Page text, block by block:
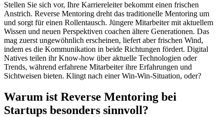
Stellen Sie sich vor, Ihre Karriereleiter bekommt einen frischen
Anstrich. Reverse Mentoring dreht das traditionelle Mentoring um
und sorgt für einen Rollentausch. Jüngere Mitarbeiter mit aktuellem
Wissen und neuen Perspektiven coachen ältere Generationen. Das
mag zuerst ungewöhnlich erscheinen, liefert aber frischen Wind,
indem es die Kommunikation in beide Richtungen fördert. Digital
Natives teilen ihr Know-how über aktuelle Technologien oder
Trends, während erfahrene Mitarbeiter ihre Erfahrungen und
Sichtweisen bieten. Klingt nach einer Win-Win-Situation, oder?
Warum ist Reverse Mentoring bei
Startups besonders sinnvoll?